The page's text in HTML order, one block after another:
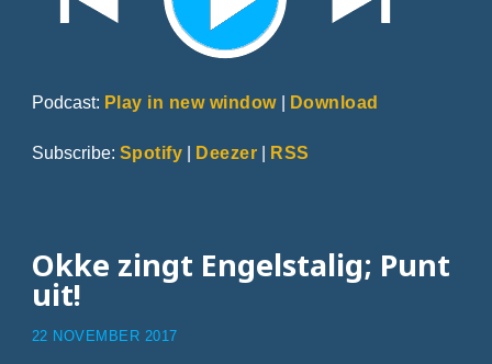
Podcast: Play in new window| Download
Subscribe: Spotify | Deezer | RSS
Okke zingt Engelstalig; Punt
uit!
22 NOVEMBER 2017